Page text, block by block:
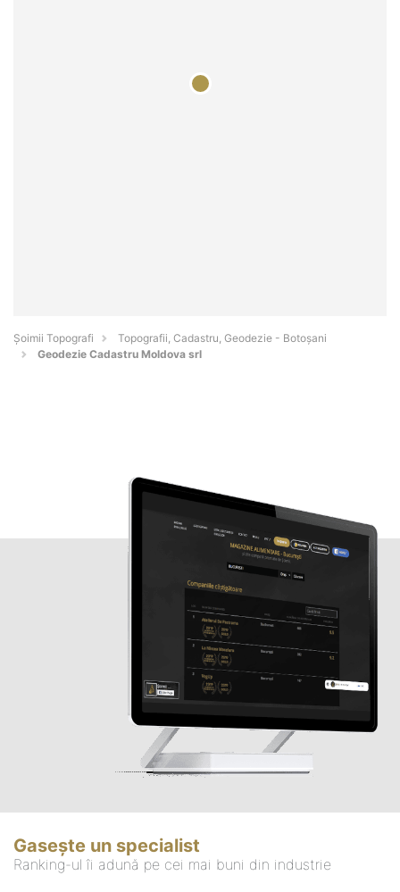
Șoimii Topografi
Topografii, Cadastru, Geodezie - Botoşani
Geodezie Cadastru Moldova srl
Gasește un specialist
Ranking-ul îi adună pe cei mai buni din industrie